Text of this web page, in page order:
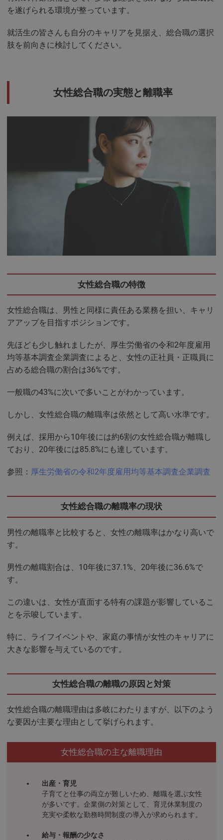
を遂げられる環境が整っています。
就活生の皆さんも自分のキャリアを見据え、総合職の選択
肢を前向きに検討してください。
女性総合職の実態と離職率
女性総合職の特徴
女性総合職は、男性と同様に責任ある業務を担い、キャリ
アアップを目指すポジションです。
先ほども少し触れましたが、厚生労働省の令和2年度雇用
均等基本調査企業調査によると、女性の正社員・正職員に
占める総合職の割合は36%です。
一般職の43%に次いで多いことがわかっています。
しかし、女性総合職の離職率は依然として高い水準です。
例えば、採用から10年後には約6割の女性総合職が離職し
ており、20年後には85.8%にも達しています。
参照： 厚生労働省の令和2年度雇用均等基本調査企業調査
女性総合職の離職率の現状
男性の離職率と比較すると、女性の離職率はかなり高いで
す。
男性の離職割合は、10年後に37.1%、20年後に36.6%で
す。
この違いは、女性が直面する特有の課題が影響しているこ
とを示唆しています。
特に、ライフイベントや、家庭の事情が女性のキャリアに
大きな影響を与えているのです。
女性総合職の離職の原因と対策
女性総合職の離職理由は多岐にわたりますが、以下のよう
な要因が主要な理由として挙げられます。
女性総合職の主な離職理由
出産・育児
子育てと仕事の両立が難しいため、離職を選ぶ女性
が多いです。企業側の対策として、育児休業制度の
充実や柔軟な勤務時間制度の導入が求められます。
給与・報酬の少なさ